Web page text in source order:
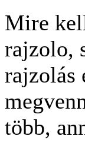
Mire
rajzolo,
rajzolás
több,